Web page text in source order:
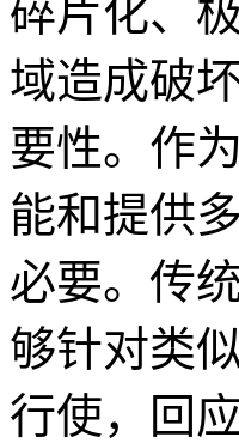
碎片化、
域造成破
要性。作
能和提供
必要。传
够针对类
行使，回